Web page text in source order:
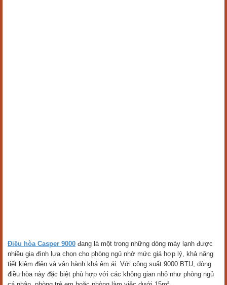
Điều hòa Casper 9000 đang là một trong những dòng máy lạnh được
nhiều gia đình lựa chọn cho phòng ngủ nhờ mức giá hợp lý, khả năng
tiết kiệm điện và vận hành khá êm ái. Với công suất 9000 BTU, dòng
điều hòa này đặc biệt phù hợp với các không gian nhỏ như phòng ngủ